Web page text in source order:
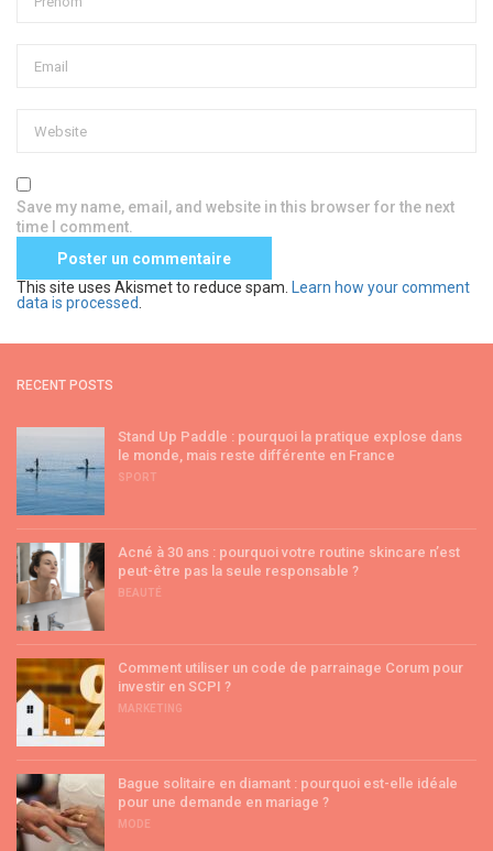
Save my name, email, and website in this browser for the next
time I comment.
This site uses Akismet to reduce spam.
Learn how your comment
data is processed
RECENT POSTS
Stand Up Paddle : pourquoi la pratique explose dans
le monde, mais reste différente en France
SPORT
Acné à 30 ans : pourquoi votre routine skincare n’est
peut-être pas la seule responsable ?
BEAUTÉ
Comment utiliser un code de parrainage Corum pour
investir en SCPI ?
MARKETING
Bague solitaire en diamant : pourquoi est-elle idéale
pour une demande en mariage ?
MODE